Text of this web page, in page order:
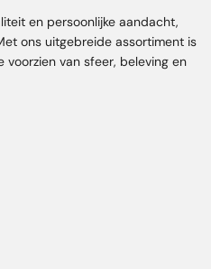
en persoonlijke aandacht,
ons uitgebreide assortiment is
van sfeer, beleving en